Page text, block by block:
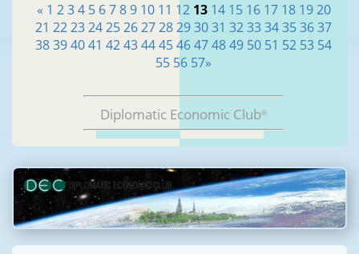
« 1 2 3 4 5 6 7 8 9 10 11 12 13 14 15 16 17 18 19 20
21 22232425262728293031 323334353637
38394041 4243444546474849 50 51 52 53 54
55 56 57»
Diplomatic Economic Club®